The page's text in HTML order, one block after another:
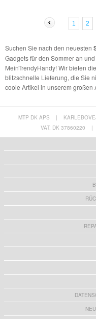
1 2
Suchen Sie nach den neuesten
Gadgets für den Sommer an
MeinTrendyHandy! Wir bieten
blitzschnelle Lieferung, die Sie
coole Artikel in unserem großen
MTP DK APS |
VAT: DK 37860220
|